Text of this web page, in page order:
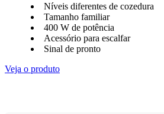
Níveis diferentes de cozedura
Tamanho familiar
400 W de potência
Acessório para escalfar
Sinal de pronto
Veja o produto